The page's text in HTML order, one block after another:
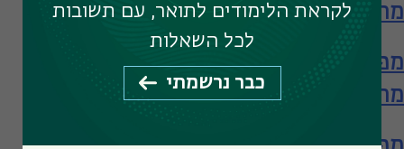
מתקדמים
מפגש עם הפקולטה לחינוך – תארים
מתקדמים
לקראת הלימודים לתואר, עם תשובות
לכל השאלות
כבר נרשמתי